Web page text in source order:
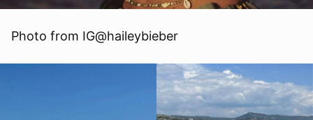
Photo from IG@haileybieber